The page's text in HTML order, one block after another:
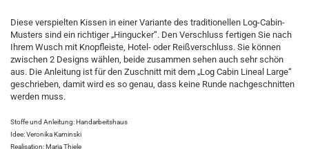
Diese verspielten Kissen in einer Variante des traditionellen Log-Cabin-
Musters sind ein richtiger „Hingucker“. Den Verschluss fertigen Sie nach
Ihrem Wusch mit Knopfleiste, Hotel- oder Reißverschluss. Sie können
zwischen 2 Designs wählen, beide zusammen sehen auch sehr schön
aus. Die Anleitung ist für den Zuschnitt mit dem „Log Cabin Lineal Large“
geschrieben, damit wird es so genau, dass keine Runde nachgeschnitten
werden muss.
Stoffe und Anleitung: Handarbeitshaus
Idee: Veronika Kaminski
Realisation: Maria Thiele